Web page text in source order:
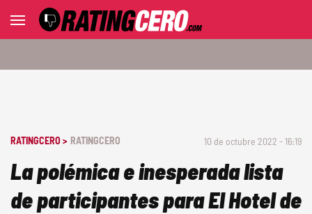
RATINGCERO > RATINGCERO 10 de octubre 2022 - 16:19
La polémica e inesperada lista
de participantes para El Hotel de